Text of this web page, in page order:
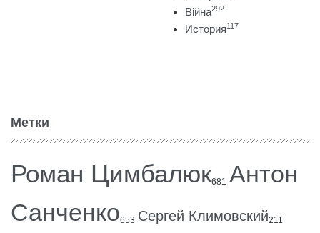
Війна292
История117
Метки
Роман Цимбалюк681 Антон
Санченко653 Сергей Климовский211